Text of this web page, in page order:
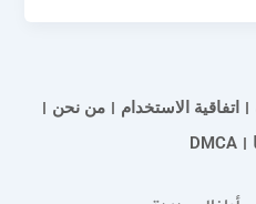
اتفاقية الاستخدام
من نحن
DMCA